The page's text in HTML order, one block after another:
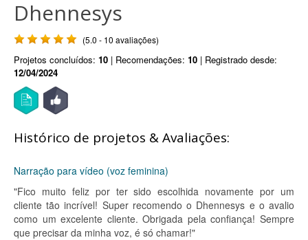
Dhennesys
(5.0 - 10 avaliações)
Projetos concluídos: 10 | Recomendações: 10 | Registrado desde:
12/04/2024
Histórico de projetos & Avaliações:
Narração para vídeo (voz feminina)
"Fico muito feliz por ter sido escolhida novamente por um
cliente tão incrível! Super recomendo o Dhennesys e o avalio
como um excelente cliente. Obrigada pela confiança! Sempre
que precisar da minha voz, é só chamar!"